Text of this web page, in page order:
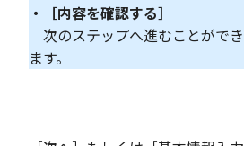
・［内容を確認する］
次のステップへ進むことができ
ます。